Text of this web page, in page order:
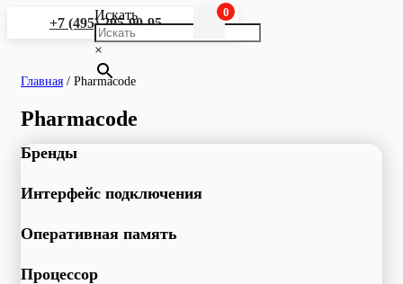
+7 (495) 295-90-95
Искать
×
0
Главная / Pharmacode
Pharmacode
Бренды
Интерфейс подключения
Оперативная память
Процессор